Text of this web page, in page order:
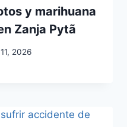
y marihuana
Zanja Pytã
2026